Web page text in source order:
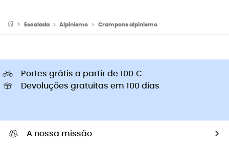
Escalada Alpinismo Crampons alpinismo
Portes grátis a partir de 100 €
Devoluções gratuitas em 100 dias
A nossa missão